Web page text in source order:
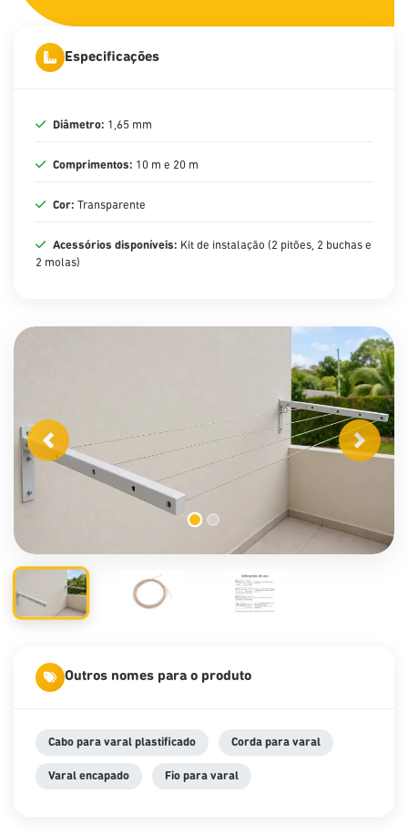
Especificações
Diâmetro: 1,65 mm
Comprimentos: 10 m e 20 m
Cor: Transparente
Acessórios disponíveis: Kit de instalação (2 pitões, 2 buchas e
2 molas)
Anterior Próximo
Outros nomes para o produto
Cabo para varal plastificado Corda para varal
Varal encapado Fio para varal